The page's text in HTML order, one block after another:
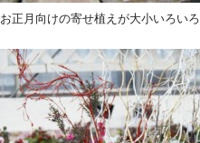
お正月向けの寄せ植えが大小いろいろ